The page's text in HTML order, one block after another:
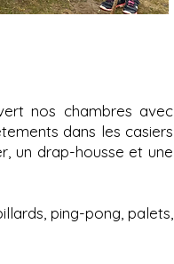
nos chambres avec
dans les casiers
un drap-housse et une
ping-pong, palets,